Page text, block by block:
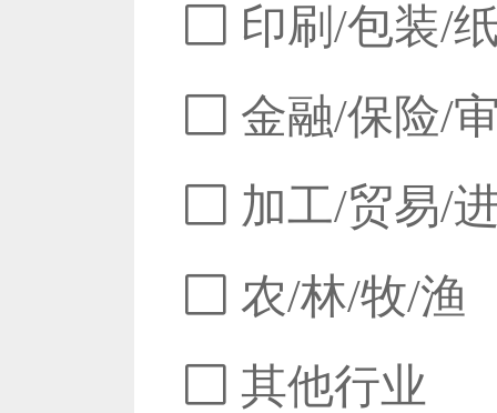
印刷/包装/
金融/保险/
加工/贸易/
农/林/牧/渔
其他行业